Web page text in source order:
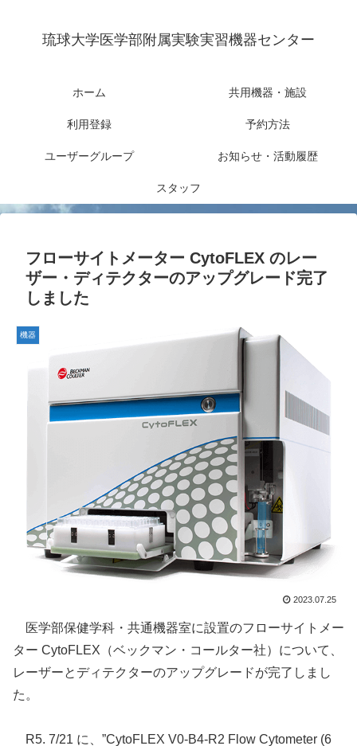
琉球大学医学部附属実験実習機器センター
ホーム 共用機器・施設
利用登録 予約方法
ユーザーグループ お知らせ・活動履歴
スタッフ
フローサイトメーター CytoFLEX のレー
ザー・ディテクターのアップグレード完了
しました
機器
2023.07.25
医学部保健学科・共通機器室に設置のフローサイトメー
ター CytoFLEX（ベックマン・コールター社）について、
レーザーとディテクターのアップグレードが完了しまし
た。
R5. 7/21 に、”CytoFLEX V0-B4-R2 Flow Cytometer (6